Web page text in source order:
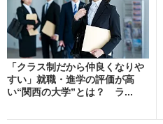
「クラス制だから仲良くなりや
すい」就職・進学の評価が高
い“関西の大学”とは？ ラ...